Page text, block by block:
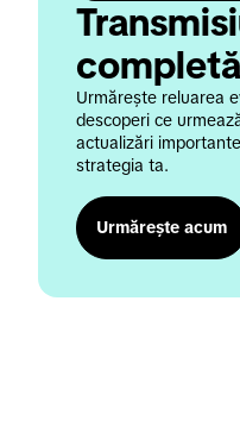
Urmărește reluarea
descoperi ce
actualizări
strategia ta.
Urmărește acum